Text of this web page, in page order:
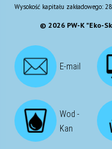
Wysokość kapitału zakładowego:
© 2026 PW-K "Eko-
E-mail
Wod -
Kan